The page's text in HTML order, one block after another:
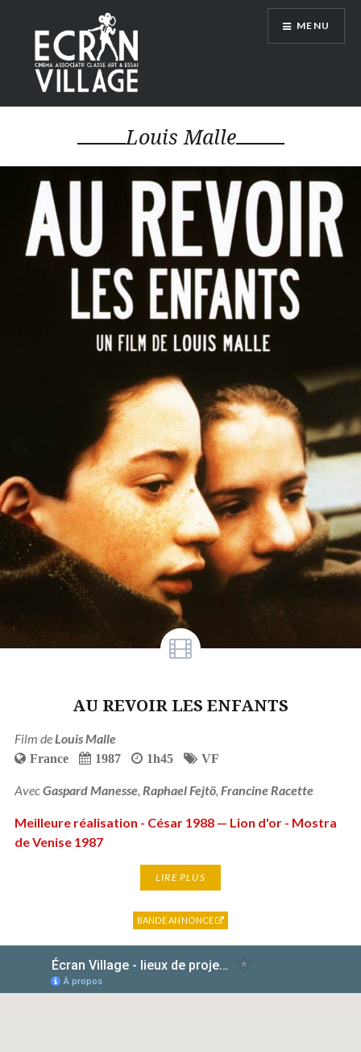
contenu
principal
ÉCRAN VILLAGE
MENU
Louis Malle
AU REVOIR LES ENFANTS
Film de Louis Malle
France 1987 1h45 VF
AvecGaspard Manesse, Raphael Fejtö, Francine Racette
Meilleure réalisation - César 1988 — Lion d'or - Mostra
de Venise 1987
LIRE PLUS
BANDE ANNONCE